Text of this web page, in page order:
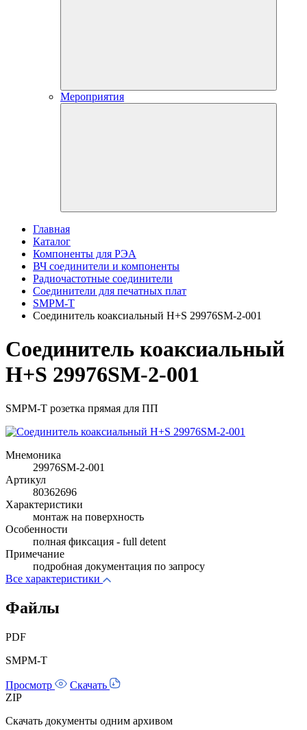
Мероприятия
Главная
Каталог
Компоненты для РЭА
ВЧ соединители и компоненты
Радиочастотные соединители
Соединители для печатных плат
SMPM-T
Соединитель коаксиальный H+S 29976SM-2-001
Соединитель коаксиальный
H+S 29976SM-2-001
SMPM-T розетка прямая для ПП
Мнемоника
29976SM-2-001
Артикул
80362696
Характеристики
монтаж на поверхность
Особенности
полная фиксация - full detent
Примечание
подробная документация по запросу
Все характеристики
Файлы
PDF
SMPM-T
Просмотр
Скачать
ZIP
Скачать документы одним архивом